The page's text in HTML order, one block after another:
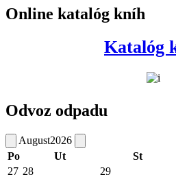
Online katalóg kníh
Katalóg
Odvoz odpadu
August2026
Po
Ut St
27 28 29